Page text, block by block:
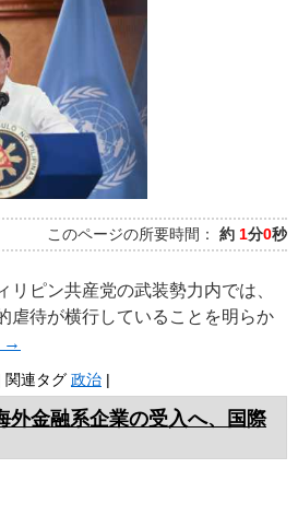
このページの所要時間： 約 1分0秒
リピン共産党の武装勢力内では、
虐待が横行していることを明らか
→
関連タグ 政治 |
外金融系企業の受入へ、国際